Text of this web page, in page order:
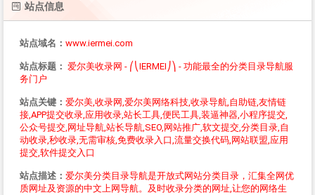
站点信息
站点域名： www.iermei.com
站点标题： 爱尔美收录网 - ⎛⎝IERMEI⎠⎞ - 功能最全的分类目录导航服
务门户
站点关键： 爱尔美,收录网,爱尔美网络科技,收录导航,自助链,友情链
接,APP提交收录,应用收录,站长工具,便民工具,装逼神器,小程序提交,
公众号提交,网址导航,站长导航,SEO,网站推广,软文提交,分类目录,自
动收录,秒收录,无需审核,免费收录入口,流量交换代码,网站联盟,应用
提交,软件提交入口
站点描述： 爱尔美分类目录导航是开放式网站分类目录，汇集全网优
质网址及资源的中文上网导航。及时收录分类的网址,让您的网络生